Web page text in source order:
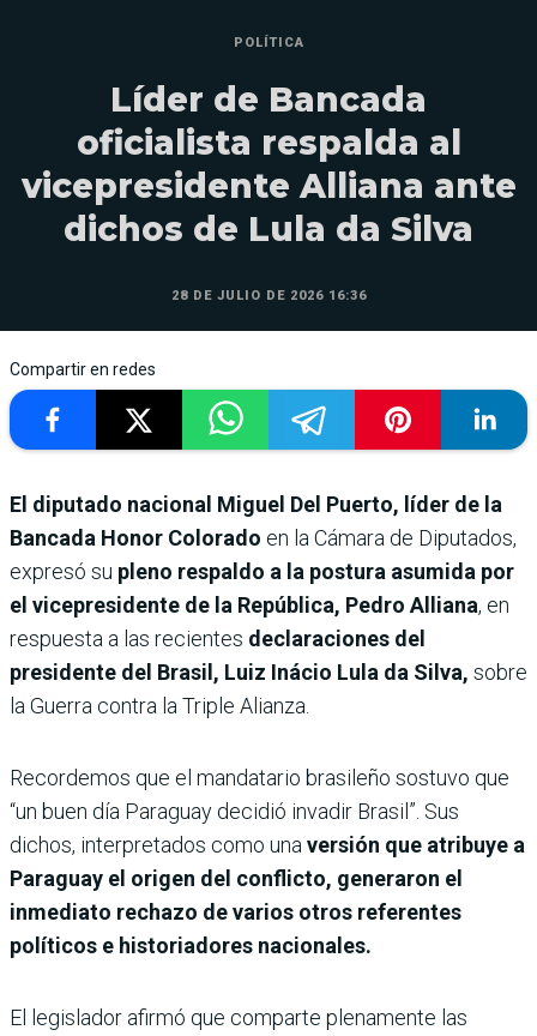
POLÍTICA
Líder de Bancada
oficialista respalda al
vicepresidente Alliana ante
dichos de Lula da Silva
28 DE JULIO DE 2026 16:36
Compartir en redes
El diputado nacional Miguel Del Puerto, líder de la
Bancada Honor Colorado en la Cámara de Diputados,
expresó su pleno respaldo a la postura asumida por
el vicepresidente de la República, Pedro Alliana, en
respuesta a las recientes declaraciones del
presidente del Brasil, Luiz Inácio Lula da Silva, sobre
la Guerra contra la Triple Alianza.
Recordemos que el mandatario brasileño sostuvo que
“un buen día Paraguay decidió invadir Brasil”. Sus
dichos, interpretados como una versión que atribuye a
Paraguay el origen del conflicto, generaron el
inmediato rechazo de varios otros referentes
políticos e historiadores nacionales.
El legislador afirmó que comparte plenamente las